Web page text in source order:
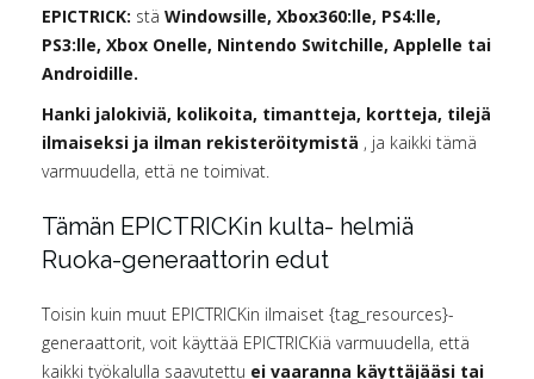
EPICTRICK: stä Windowsille, Xbox360:lle, PS4:lle,
PS3:lle, Xbox Onelle, Nintendo Switchille, Applelle tai
Androidille.
Hanki jalokiviä, kolikoita, timantteja, kortteja, tilejä
ilmaiseksi ja ilman rekisteröitymistä , ja kaikki tämä
varmuudella, että ne toimivat.
Tämän EPICTRICKin kulta- helmiä
Ruoka-generaattorin edut
Toisin kuin muut EPICTRICKin ilmaiset {tag_resources}-
generaattorit, voit käyttää EPICTRICKiä varmuudella, että
kaikki työkalulla saavutettu ei vaaranna käyttäjääsi tai